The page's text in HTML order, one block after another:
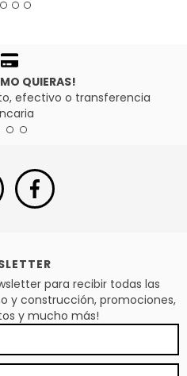
QUIERAS!
efectivo o transferencia
para recibir todas las
y construcción, promociones,
y mucho más!